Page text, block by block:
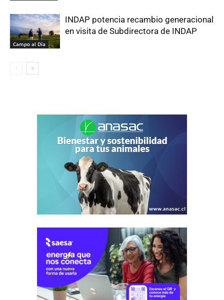
Campo al Día
INDAP potencia recambio generacional
en visita de Subdirectora de INDAP